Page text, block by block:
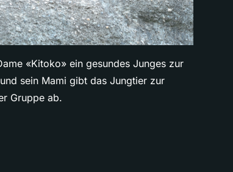
«Kitoko» ein gesundes Junges zur
sein Mami gibt das Jungtier zur
Gruppe ab.